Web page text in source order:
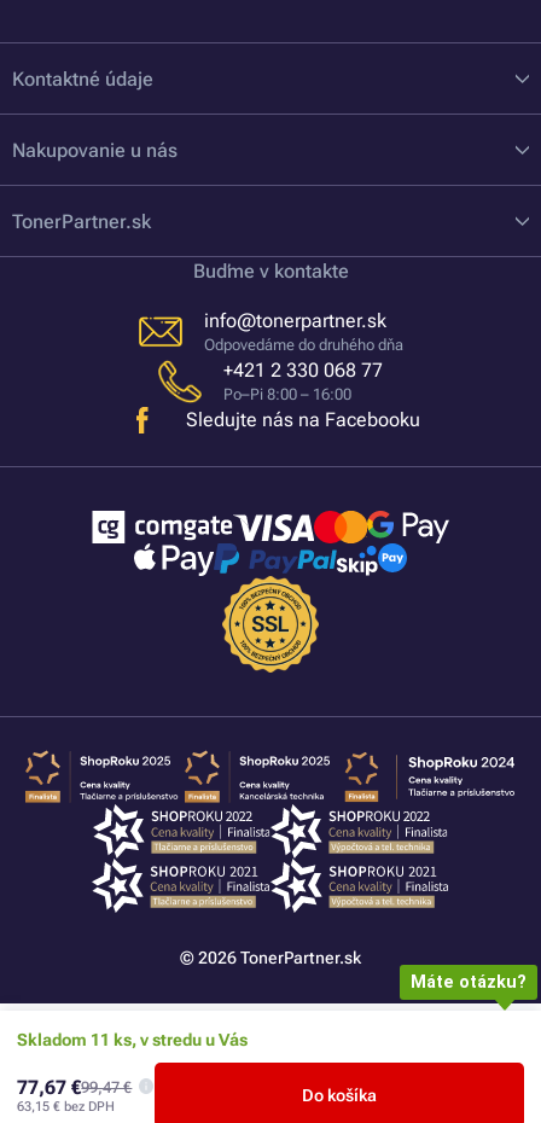
Skladom 11 ks, v stredu u Vás
77,67 €99,47 €
63,15 € bez DPH
Do košíka
Kontaktné údaje
Nakupovanie u nás
TonerPartner.sk
Buďme v kontakte
info@tonerpartner.sk
Odpovedáme do druhého dňa
+421 2 330 068 77
Po–Pi 8:00 – 16:00
Sledujte nás na Facebooku
© 2026 TonerPartner.sk
Máte otázku?